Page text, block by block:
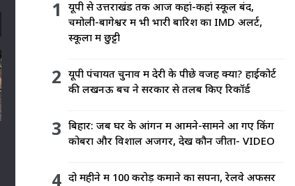
यूपी से उत्तराखंड तक आज कहां-कहां स्कूल बंद,
चमोली-बागेश्वर में भी भारी बारिश का IMD अलर्ट,
स्कूलों में छुट्टी
यूपी पंचायत चुनाव में देरी के पीछे वजह क्या? हाईकोर्ट
की लखनऊ बेंच ने सरकार से तलब किए रिकॉर्ड
बिहार: जब घर के आंगन में आमने-सामने आ गए किंग
कोबरा और विशाल अजगर, देखें कौन जीता- VIDEO
दो महीने में 100 करोड़ कमाने का सपना, रेलवे अफसर